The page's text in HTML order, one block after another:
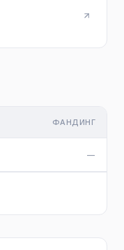
ФАНДИНГ
—